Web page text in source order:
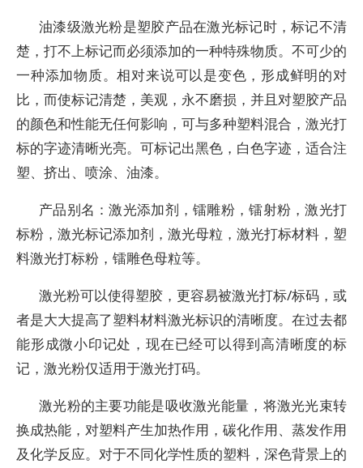
油漆级激光粉是塑胶产品在激光标记时，标记不清
楚，打不上标记而必须添加的一种特殊物质。不可少的
一种添加物质。相对来说可以是变色，形成鲜明的对
比，而使标记清楚，美观，永不磨损，并且对塑胶产品
的颜色和性能无任何影响，可与多种塑料混合，激光打
标的字迹清晰光亮。可标记出黑色，白色字迹，适合注
塑、挤出、喷涂、油漆。
产品别名：激光添加剂，镭雕粉，镭射粉，激光打
标粉，激光标记添加剂，激光母粒，激光打标材料，塑
料激光打标粉，镭雕色母粒等。
激光粉可以使得塑胶，更容易被激光打标/标码，或
者是大大提高了塑料材料激光标识的清晰度。在过去都
能形成微小印记处，现在已经可以得到高清晰度的标
记，激光粉仅适用于激光打码。
激光粉的主要功能是吸收激光能量，将激光光束转
换成热能，对塑料产生加热作用，碳化作用、蒸发作用
及化学反应。对于不同化学性质的塑料，深色背景上的